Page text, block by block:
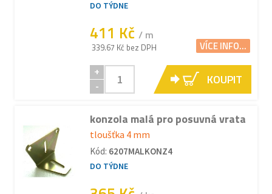
DO TÝDNE
411 Kč / m
339.67 Kč bez DPH VÍCE INFO...
+
-
KOUPIT
konzola malá pro posuvná vrata
tloušťka 4 mm
Kód: 6207MALKONZ4
DO TÝDNE